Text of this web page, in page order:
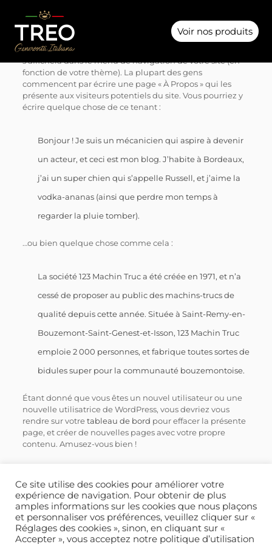
Voir nos produits
Voici un exemple de page. Elle est différente d’un article
de blog, en cela qu’elle restera à la même place, et
s’affichera dans le menu de navigation de votre site (en
fonction de votre thème). La plupart des gens
commencent par écrire une page « À Propos » qui les
présente aux visiteurs potentiels du site. Vous pourriez y
écrire quelque chose de ce tenant :
Bonjour ! Je suis un mécanicien qui aspire à devenir
un acteur, et ceci est mon blog. J’habite à Bordeaux,
j’ai un super chien qui s’appelle Russell, et j’aime la
vodka-ananas (ainsi que perdre mon temps à
regarder la pluie tomber).
…ou bien quelque chose comme cela :
La société 123 Machin Truc a été créée en 1971, et n’a
cessé de proposer au public des machins-trucs de
qualité depuis cette année. Située à Saint-Remy-en-
Bouzemont-Saint-Genest-et-Isson, 123 Machin Truc
emploie 2 000 personnes, et fabrique toutes sortes de
bidules super pour la communauté bouzemontoise.
Étant donné que vous êtes un nouvel utilisateur ou une
nouvelle utilisatrice de WordPress, vous devriez vous
rendre sur votretableau de bord pour effacer la présente
page, et créer de nouvelles pages avec votre propre
contenu. Amusez-vous bien !
Nos produits Qui sommes-nous ?
serviceconso@treoitalia.com
Ce site utilise des cookies pour améliorer votre
expérience de navigation. Pour obtenir de plus
amples informations sur les cookies que nous plaçons
et personnaliser vos préférences, veuillez cliquer sur «
Réglages des cookies », sinon, en cliquant sur «
Accepter », vous acceptez notre politique d’utilisation